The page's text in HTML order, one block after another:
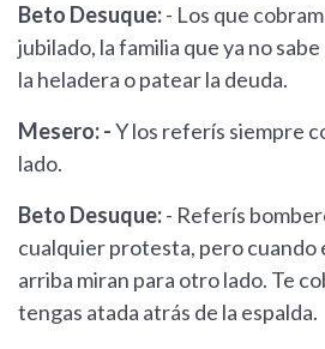
Beto Desuque:- Los que
jubilado, la familia que ya no
la heladera o patear la deuda.
Mesero: -Y los referís siempre
lado.
Beto Desuque:- Referís
cualquier protesta, pero cuando
arriba miran para otro lado. Te
tengas atada atrás de la espalda.